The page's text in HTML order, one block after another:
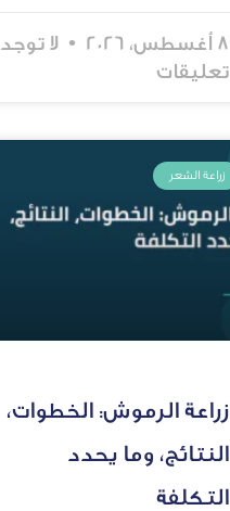
8 أغسطس، 2026
لا توجد
تعليقات
زراعة الشعر
زراعة الرموش: الخطوات،
النتائج، وما يحدد
التكلفة